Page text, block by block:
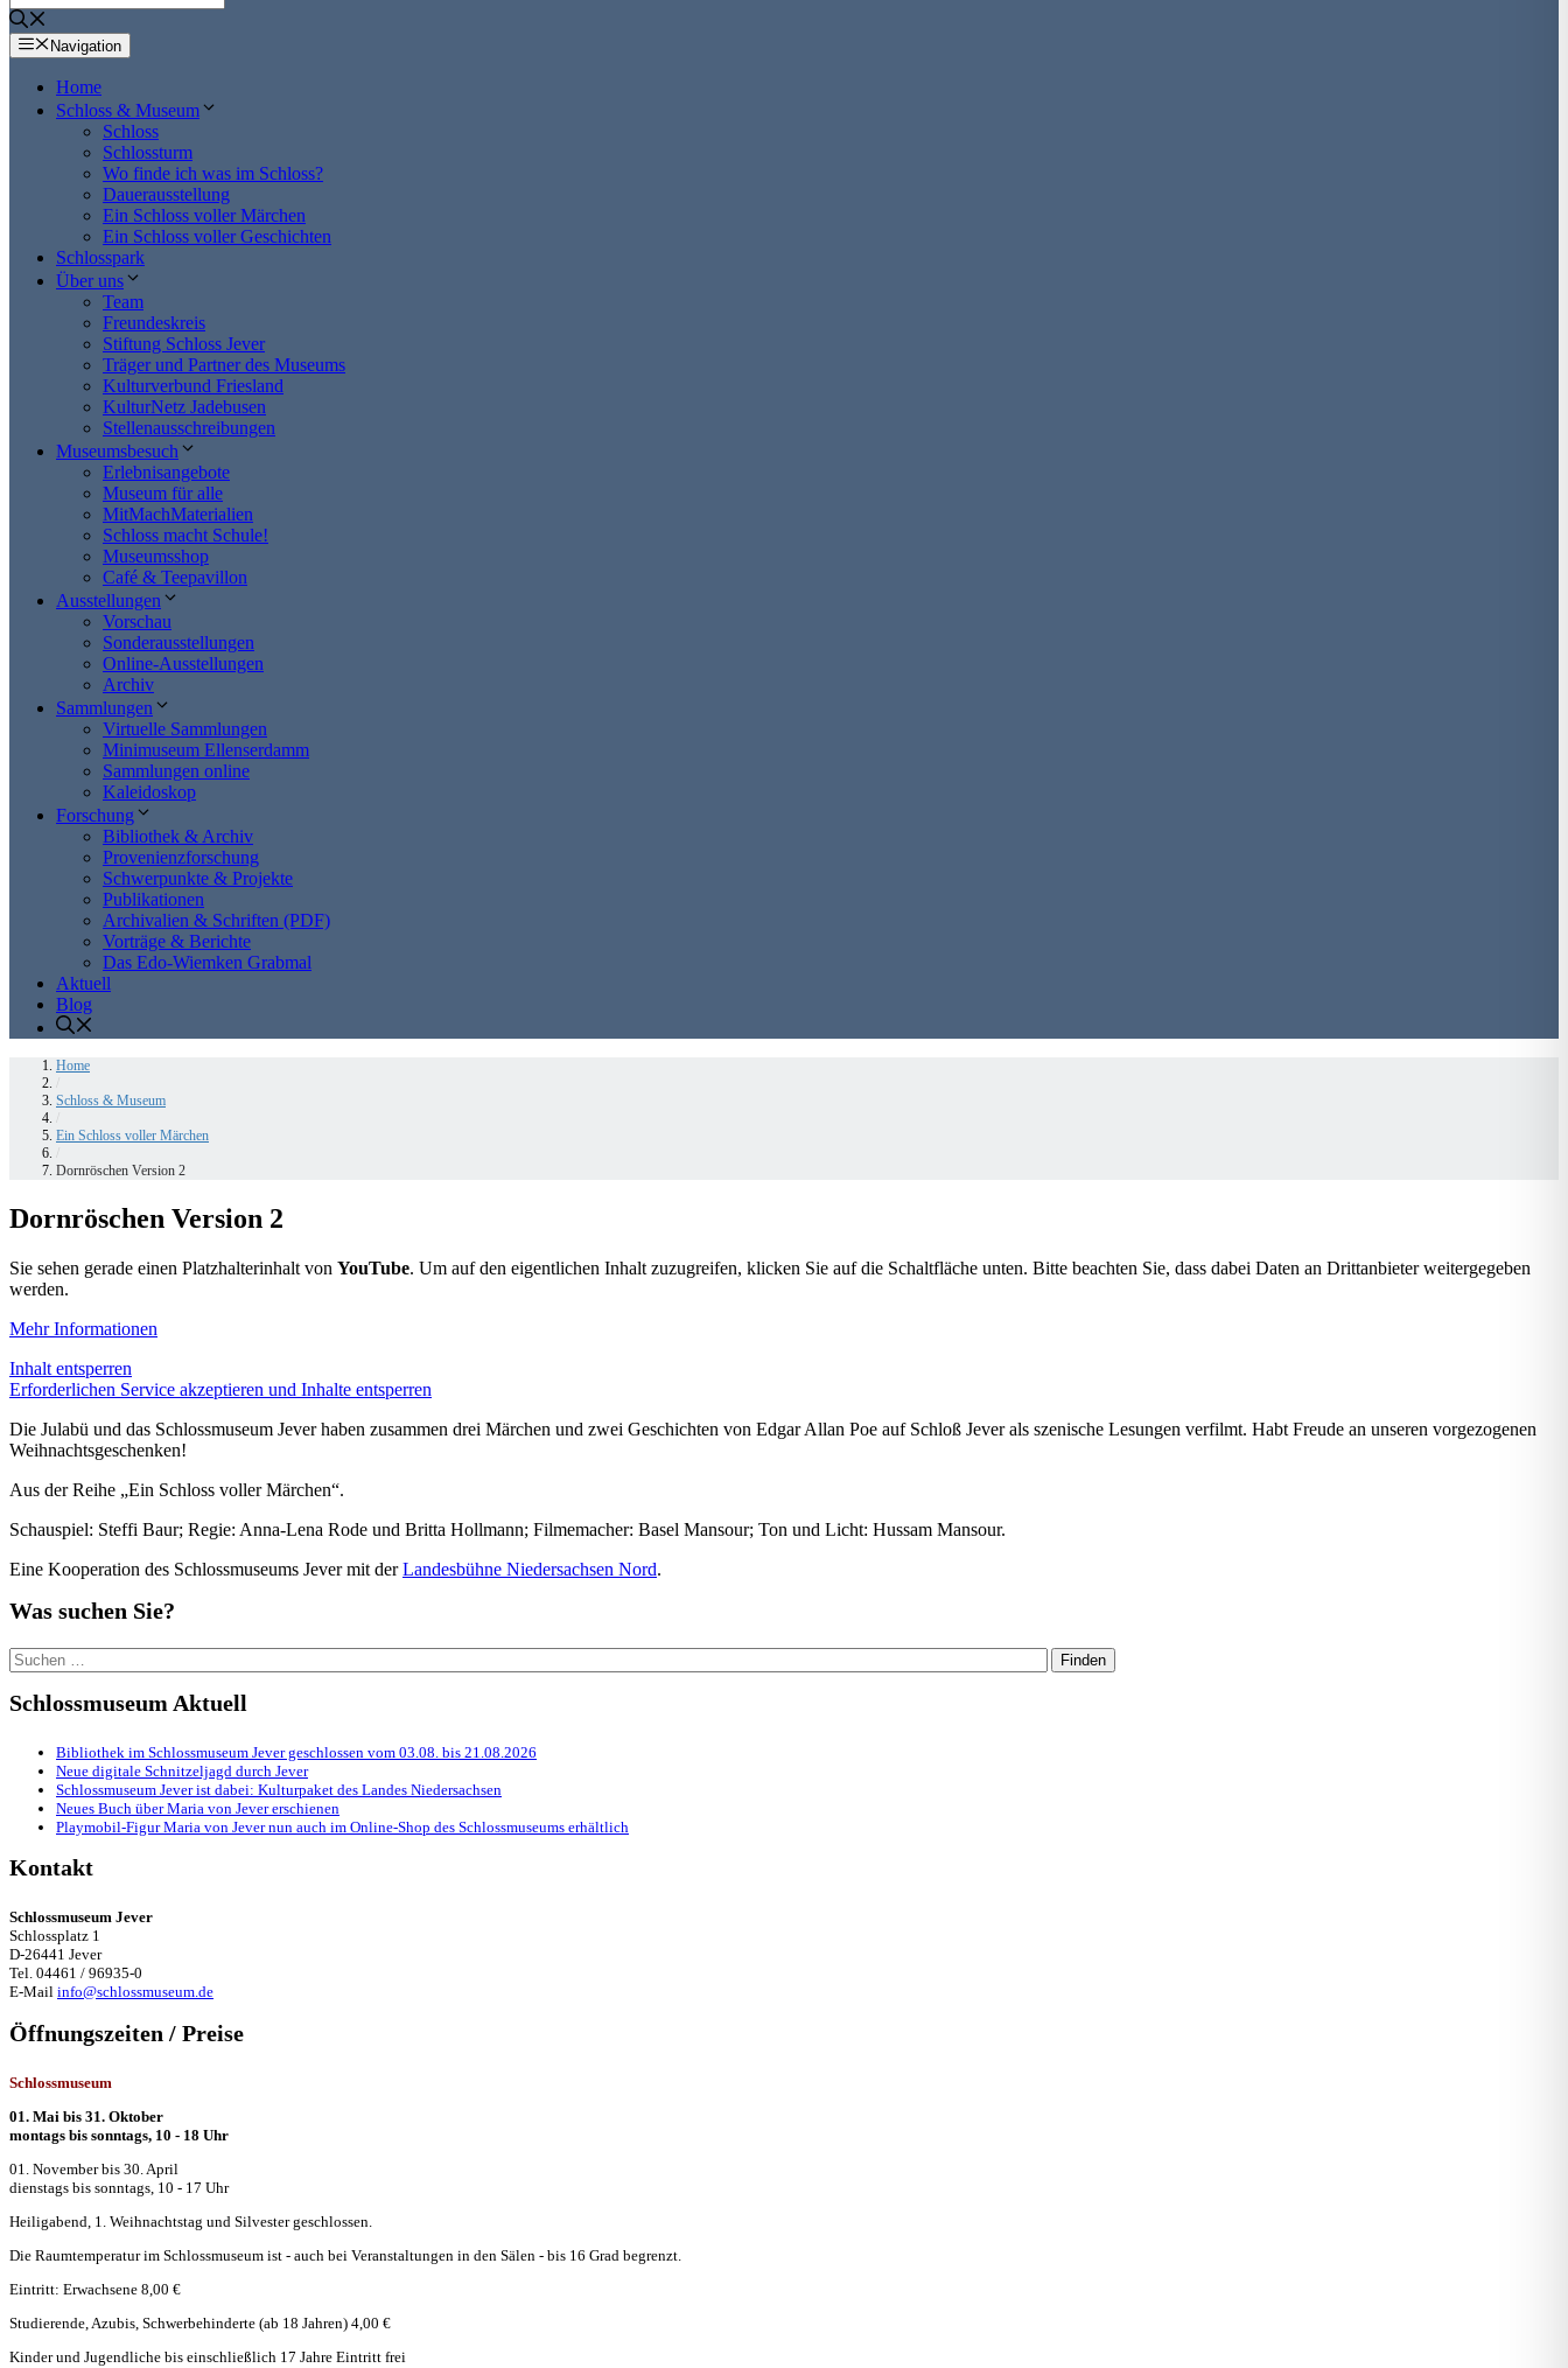
Navigation
Home
Schloss & Museum
Schloss
Schlossturm
Wo finde ich was im Schloss?
Dauerausstellung
Ein Schloss voller Märchen
Ein Schloss voller Geschichten
Schlosspark
Über uns
Team
Freundeskreis
Stiftung Schloss Jever
Träger und Partner des Museums
Kulturverbund Friesland
KulturNetz Jadebusen
Stellenausschreibungen
Museumsbesuch
Erlebnisangebote
Museum für alle
MitMachMaterialien
Schloss macht Schule!
Museumsshop
Café & Teepavillon
Ausstellungen
Vorschau
Sonderausstellungen
Online-Ausstellungen
Archiv
Sammlungen
Virtuelle Sammlungen
Minimuseum Ellenserdamm
Sammlungen online
Kaleidoskop
Forschung
Bibliothek & Archiv
Provenienzforschung
Schwerpunkte & Projekte
Publikationen
Archivalien & Schriften (PDF)
Vorträge & Berichte
Das Edo-Wiemken Grabmal
Aktuell
Blog
Home
Schloss & Museum
Ein Schloss voller Märchen
Dornröschen Version 2
Dornröschen Version 2
Sie sehen gerade einen Platzhalterinhalt von YouTube. Um auf den eigentlichen Inhalt zuzugreifen, klicken Sie auf die Schaltfläche unten. Bitte beachten Sie, dass dabei Daten an Drittanbieter weitergegeben
werden.
Mehr Informationen
Inhalt entsperren
Erforderlichen Service akzeptieren und Inhalte entsperren
Die Julabü und das Schlossmuseum Jever haben zusammen drei Märchen und zwei Geschichten von Edgar Allan Poe auf Schloß Jever als szenische Lesungen verfilmt. Habt Freude an unseren vorgezogenen
Weihnachtsgeschenken!
Aus der Reihe „Ein Schloss voller Märchen“.
Schauspiel: Steffi Baur; Regie: Anna-Lena Rode und Britta Hollmann; Filmemacher: Basel Mansour; Ton und Licht: Hussam Mansour.
Eine Kooperation des Schlossmuseums Jever mit derLandesbühne Niedersachsen Nord.
Was suchen Sie?
Suchen
nach:
Schlossmuseum Aktuell
Bibliothek im Schlossmuseum Jever geschlossen vom 03.08. bis 21.08.2026
Neue digitale Schnitzeljagd durch Jever
Schlossmuseum Jever ist dabei: Kulturpaket des Landes Niedersachsen
Neues Buch über Maria von Jever erschienen
Playmobil-Figur Maria von Jever nun auch im Online-Shop des Schlossmuseums erhältlich
Kontakt
Schlossmuseum Jever
Schlossplatz 1
D-26441 Jever
Tel. 04461 / 96935-0
E-Mail info@schlossmuseum.de
Öffnungszeiten / Preise
Schlossmuseum
01. Mai bis 31. Oktober
montags bis sonntags, 10 - 18 Uhr
01. November bis 30. April
dienstags bis sonntags, 10 - 17 Uhr
Heiligabend, 1. Weihnachtstag und Silvester geschlossen.
Die Raumtemperatur im Schlossmuseum ist - auch bei Veranstaltungen in den Sälen - bis 16 Grad begrenzt.
Eintritt: Erwachsene 8,00 €
Studierende, Azubis, Schwerbehinderte (ab 18 Jahren) 4,00 €
Kinder und Jugendliche bis einschließlich 17 Jahre Eintritt frei